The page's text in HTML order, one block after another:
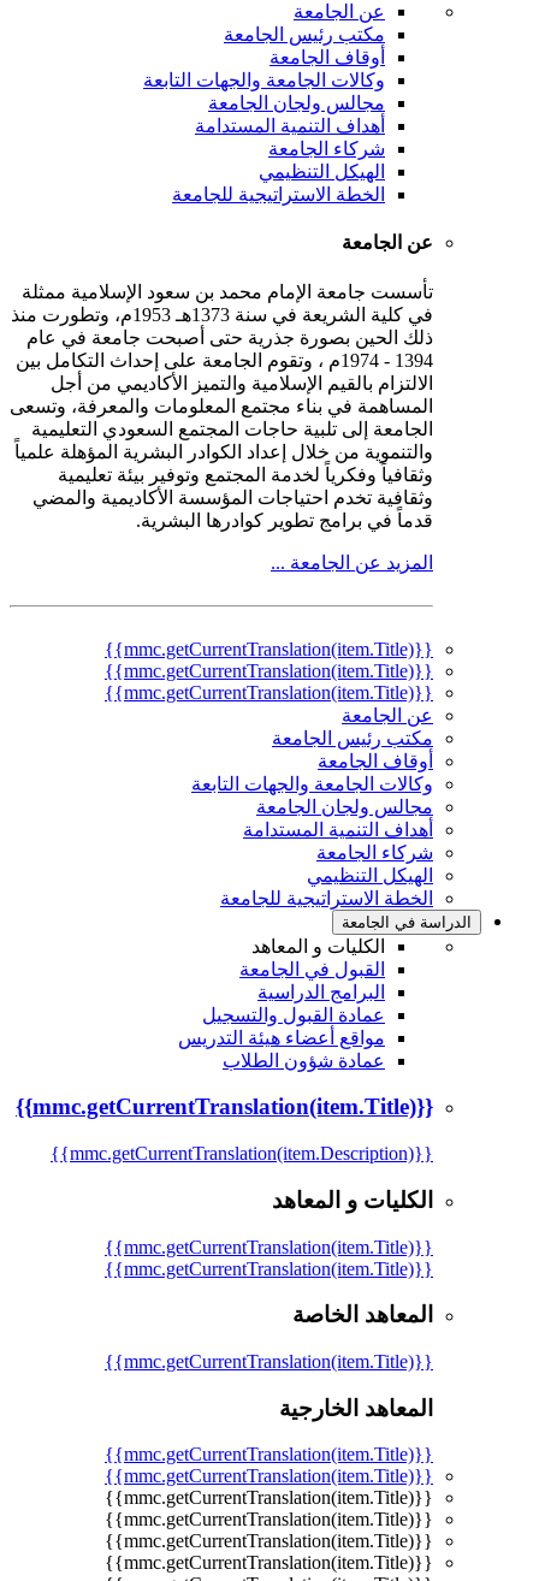
عن الجامعة
مكتب رئيس الجامعة
أوقاف الجامعة
وكالات الجامعة والجهات التابعة
مجالس ولجان الجامعة
أهداف التنمية المستدامة
شركاء الجامعة
الهيكل التنظيمي
الخطة الاستراتيجية للجامعة
عن الجامعة
تأسست جامعة الإمام محمد بن سعود الإسلامية ممثلة
في كلية الشريعة في سنة 1373هـ 1953م، وتطورت منذ
ذلك الحين بصورة جذرية حتى أصبحت جامعة في عام
1394 - 1974م ، وتقوم الجامعة على إحداث التكامل بين
الالتزام بالقيم الإسلامية والتميز الأكاديمي من أجل
المساهمة في بناء مجتمع المعلومات والمعرفة، وتسعى
الجامعة إلى تلبية حاجات المجتمع السعودي التعليمية
والتنموية من خلال إعداد الكوادر البشرية المؤهلة علمياً
وثقافياً وفكرياً لخدمة المجتمع وتوفير بيئة تعليمية
وثقافية تخدم احتياجات المؤسسة الأكاديمية والمضي
قدماً في برامج تطوير كوادرها البشرية.
المزيد عن الجامعة ...
{{mmc.getCurrentTranslation(item.Title)}}
{{mmc.getCurrentTranslation(item.Title)}}
{{mmc.getCurrentTranslation(item.Title)}}
عن الجامعة
مكتب رئيس الجامعة
أوقاف الجامعة
وكالات الجامعة والجهات التابعة
مجالس ولجان الجامعة
أهداف التنمية المستدامة
شركاء الجامعة
الهيكل التنظيمي
الخطة الاستراتيجية للجامعة
الدراسة في الجامعة
الكليات و المعاهد
القبول في الجامعة
البرامج الدراسية
عمادة القبول والتسجيل
مواقع أعضاء هيئة التدريس
عمادة شؤون الطلاب
{{mmc.getCurrentTranslation(item.Title)}}
{{mmc.getCurrentTranslation(item.Description)}}
الكليات و المعاهد
{{mmc.getCurrentTranslation(item.Title)}}
{{mmc.getCurrentTranslation(item.Title)}}
المعاهد الخاصة
{{mmc.getCurrentTranslation(item.Title)}}
المعاهد الخارجية
{{mmc.getCurrentTranslation(item.Title)}}
{{mmc.getCurrentTranslation(item.Title)}}
{{mmc.getCurrentTranslation(item.Title)}}
{{mmc.getCurrentTranslation(item.Title)}}
{{mmc.getCurrentTranslation(item.Title)}}
{{mmc.getCurrentTranslation(item.Title)}}